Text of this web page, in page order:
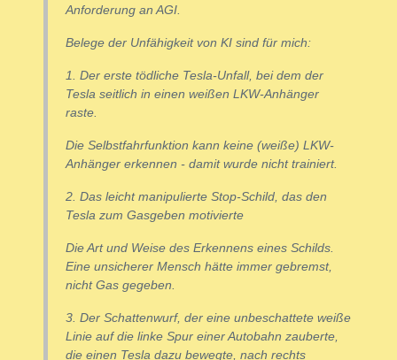
Anforderung an AGI.
Belege der Unfähigkeit von KI sind für mich:
1. Der erste tödliche Tesla-Unfall, bei dem der
Tesla seitlich in einen weißen LKW-Anhänger
raste.
Die Selbstfahrfunktion kann keine (weiße) LKW-
Anhänger erkennen - damit wurde nicht trainiert.
2. Das leicht manipulierte Stop-Schild, das den
Tesla zum Gasgeben motivierte
Die Art und Weise des Erkennens eines Schilds.
Eine unsicherer Mensch hätte immer gebremst,
nicht Gas gegeben.
3. Der Schattenwurf, der eine unbeschattete weiße
Linie auf die linke Spur einer Autobahn zauberte,
die einen Tesla dazu bewegte, nach rechts